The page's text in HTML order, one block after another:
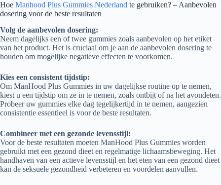
Hoe Manhood Plus Gummies Nederland te gebruiken? – Aanbevolen
dosering voor de beste resultaten
Volg de aanbevolen dosering:
Neem dagelijks een of twee gummies zoals aanbevolen op het etiket
van het product. Het is cruciaal om je aan de aanbevolen dosering te
houden om mogelijke negatieve effecten te voorkomen.
Kies een consistent tijdstip:
Om ManHood Plus Gummies in uw dagelijkse routine op te nemen,
kiest u een tijdstip om ze in te nemen, zoals ontbijt of na het avondeten.
Probeer uw gummies elke dag tegelijkertijd in te nemen, aangezien
consistentie essentieel is voor de beste resultaten.
Combineer met een gezonde levensstijl:
Voor de beste resultaten moeten ManHood Plus Gummies worden
gebruikt met een gezond dieet en regelmatige lichaamsbeweging. Het
handhaven van een actieve levensstijl en het eten van een gezond dieet
kan de seksuele gezondheid verbeteren en voordelen aanvullen.